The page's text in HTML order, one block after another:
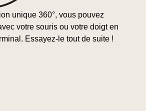
unique 360°, vous pouvez
votre souris ou votre doigt en
Essayez-le tout de suite !